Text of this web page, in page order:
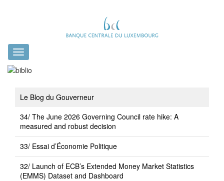
Toggle
navigation
Le Blog du Gouverneur
34/ The June 2026 Governing Council rate hike: A
measured and robust decision
33/ Essai d’Économie Politique
32/ Launch of ECB’s Extended Money Market Statistics
(EMMS) Dataset and Dashboard